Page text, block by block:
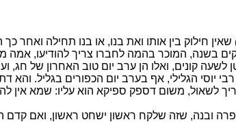
שאין חילוק בין אותו ואת בנו, או בנו תחילה ואחר
בשנה, המוכר בהמה לחברו צריך להודיעו, אמה
לשעה קונים, ואלו הן ערב יום טוב האחרון של חג,
יוסי הגלילי, אף בערב יום הכפורים בגליל. והא
לשאול, משום דספק ספיקא הוא עליו: שמא אין
ובנה, שזה שלקח ראשון ישחט ראשון, ואם קדם